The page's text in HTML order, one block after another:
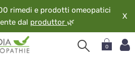
rimedi e prodotti omeopatici
dal produttor 🌿
X
0